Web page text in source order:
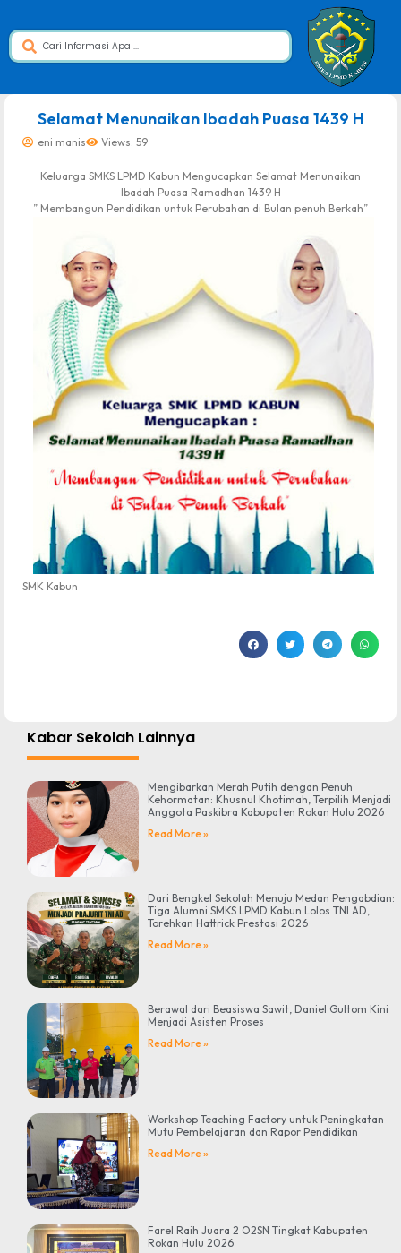
Selamat Menunaikan Ibadah Puasa 1439 H
eni manis Views: 59
Keluarga SMKS LPMD Kabun Mengucapkan Selamat Menunaikan
Ibadah Puasa Ramadhan 1439 H
” Membangun Pendidikan untuk Perubahan di Bulan penuh Berkah”
SMK Kabun
Kabar Sekolah Lainnya
Mengibarkan Merah Putih dengan Penuh
Kehormatan: Khusnul Khotimah, Terpilih Menjadi
Anggota Paskibra Kabupaten Rokan Hulu 2026
Read More »
Dari Bengkel Sekolah Menuju Medan Pengabdian:
Tiga Alumni SMKS LPMD Kabun Lolos TNI AD,
Torehkan Hattrick Prestasi 2026
Read More »
Berawal dari Beasiswa Sawit, Daniel Gultom Kini
Menjadi Asisten Proses
Read More »
Workshop Teaching Factory untuk Peningkatan
Mutu Pembelajaran dan Rapor Pendidikan
Read More »
Farel Raih Juara 2 O2SN Tingkat Kabupaten
Rokan Hulu 2026